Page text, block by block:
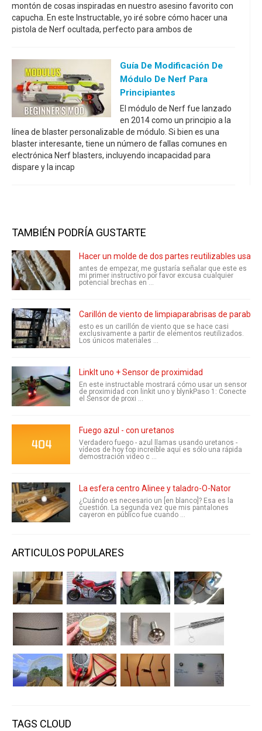
montón de cosas inspiradas en nuestro asesino favorito con
capucha. En este Instructable, yo iré sobre cómo hacer una
pistola de Nerf ocultada, perfecto para ambos de
Guía De Modificación De
Módulo De Nerf Para
Principiantes
El módulo de Nerf fue lanzado
en 2014 como un principio a la
línea de blaster personalizable de módulo. Si bien es una
blaster interesante, tiene un número de fallas comunes en
electrónica Nerf blasters, incluyendo incapacidad para
dispare y la incap
TAMBIÉN PODRÍA GUSTARTE
Hacer un molde de dos partes reutilizables
antes de empezar, me gustaría señalar que este es
mi primer instructivo por favor excusa cualquier
potencial brechas en ...
Carillón de viento de limpiaparabrisas de
esto es un carillón de viento que se hace casi
exclusivamente a partir de elementos reutilizados.
Los únicos materiales ...
LinkIt uno + Sensor de proximidad
En este instructable mostrará cómo usar un sensor
de proximidad con linkit uno y blynkPaso 1: Conecte
el Sensor de proxi ...
Fuego azul - con uretanos
Verdadero fuego - azul llamas usando uretanos -
vídeos de hoy top increíble aquí es sólo una rápida
demostración video c ...
La esfera centro Alinee y taladro-O-Nator
¿Cuándo es necesario un [en blanco]? Esa es la
cuestión. La segunda vez que mis pantalones
cayeron en público fue cuando ...
ARTICULOS POPULARES
TAGS CLOUD